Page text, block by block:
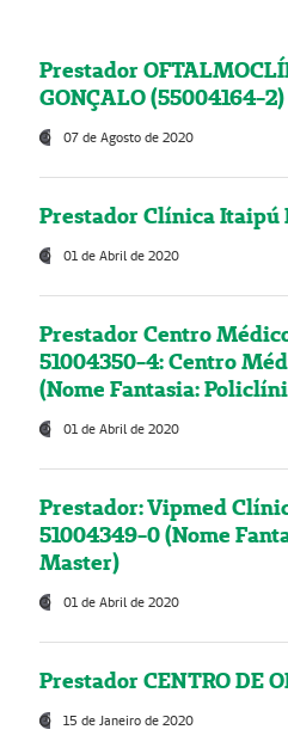
Prestador
GONÇALO (55004164-2)
07 de Agosto de 2020
Prestador Clínica Itaipú
01 de Abril de 2020
Prestador Centro
51004350-4: Centro
(Nome Fantasia:
01 de Abril de 2020
Prestador: Vipmed
51004349-0 (Nome
Master)
01 de Abril de 2020
Prestador CENTRO DE
15 de Janeiro de 2020